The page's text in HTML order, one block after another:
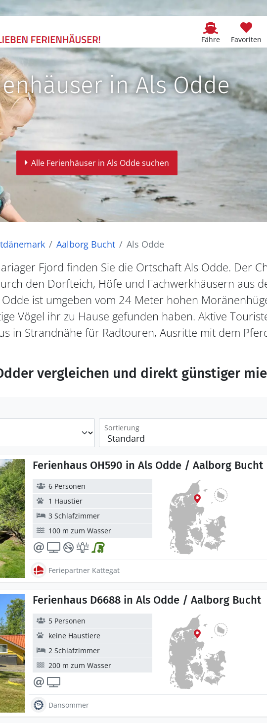
Fähre Favoriten
in Als Odde
Alle Ferienhäuser in Als Odde suchen
Aalborg Bucht Als Odde
Fjord finden Sie die Ortschaft Als Odde. Der
den Dorfteich, Höfe und Fachwerkhäusern aus
ist umgeben vom 24 Meter hohen
Vögel ihr zu Hause gefunden haben. Aktive
in Strandnähe für Radtouren, Ausritte mit dem
vergleichen und direkt günstiger
Sortierung
Ferienhaus OH590 in Als Odde / Aalborg Bucht
6 Personen
1 Haustier
3 Schlafzimmer
100 m zum Wasser
Feriepartner Kattegat
Ferienhaus D6688 in Als Odde / Aalborg Bucht
5 Personen
keine Haustiere
2 Schlafzimmer
200 m zum Wasser
Dansommer